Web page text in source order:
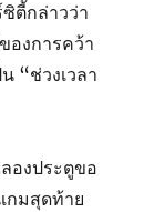
ตี้กล่าวว่า
องการคว้า
“ช่วงเวลา
องประตูขอ
กมสุดท้าย